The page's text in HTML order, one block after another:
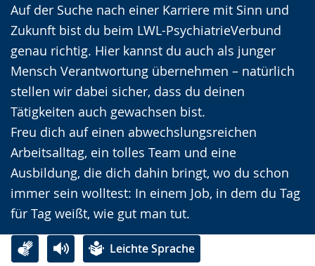
Auf der Suche nach einer Karriere mit Sinn und
Zukunft bist du beim LWL-PsychiatrieVerbund
genau richtig. Hier kannst du auch als junger
Mensch Verantwortung übernehmen – natürlich
stellen wir dabei sicher, dass du deinen
Tätigkeiten auch gewachsen bist.
Freu dich auf einen abwechslungsreichen
Arbeitsalltag, ein tolles Team und eine
Ausbildung, die dich dahin bringt, wo du schon
immer sein wolltest: In einem Job, in dem du Tag
für Tag weißt, wie gut man tut.
Gebärdensprache
wird
angezeigt.
Leichte Sprache